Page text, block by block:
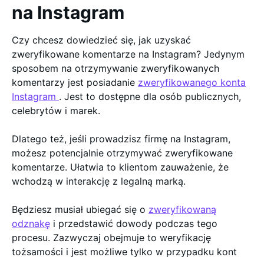
na Instagram
Czy chcesz dowiedzieć się, jak uzyskać
zweryfikowane komentarze na Instagram? Jedynym
sposobem na otrzymywanie zweryfikowanych
komentarzy jest posiadanie zweryfikowanego konta
Instagram . Jest to dostępne dla osób publicznych,
celebrytów i marek.
Dlatego też, jeśli prowadzisz firmę na Instagram,
możesz potencjalnie otrzymywać zweryfikowane
komentarze. Ułatwia to klientom zauważenie, że
wchodzą w interakcję z legalną marką.
Będziesz musiał ubiegać się o zweryfikowaną
odznakę i przedstawić dowody podczas tego
procesu. Zazwyczaj obejmuje to weryfikację
tożsamości i jest możliwe tylko w przypadku kont